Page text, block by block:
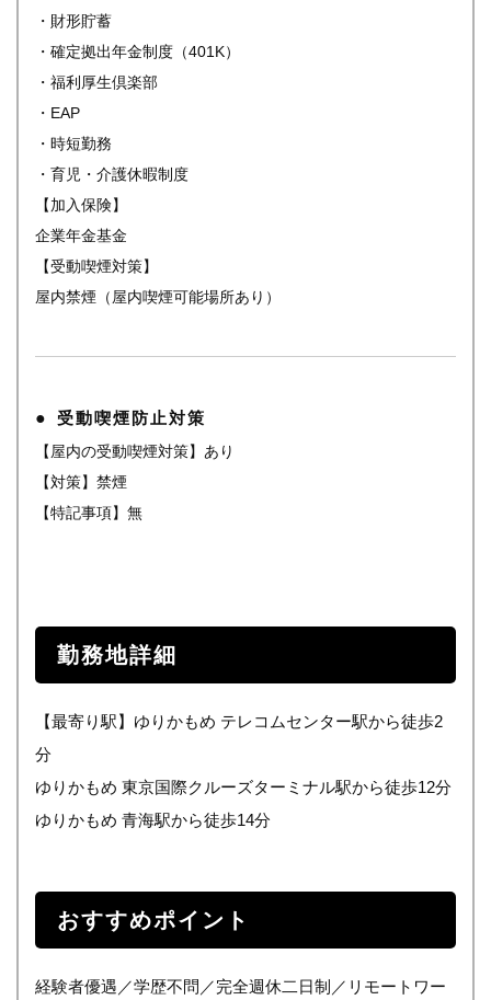
・財形貯蓄
・確定拠出年金制度（401K）
・福利厚生倶楽部
・EAP
・時短勤務
・育児・介護休暇制度
【加入保険】
企業年金基金
【受動喫煙対策】
屋内禁煙（屋内喫煙可能場所あり）
受動喫煙防止対策
【屋内の受動喫煙対策】あり
【対策】禁煙
【特記事項】無
勤務地詳細
【最寄り駅】ゆりかもめ テレコムセンター駅から徒歩2
分
ゆりかもめ 東京国際クルーズターミナル駅から徒歩12分
ゆりかもめ 青海駅から徒歩14分
おすすめポイント
経験者優遇／学歴不問／完全週休二日制／リモートワー